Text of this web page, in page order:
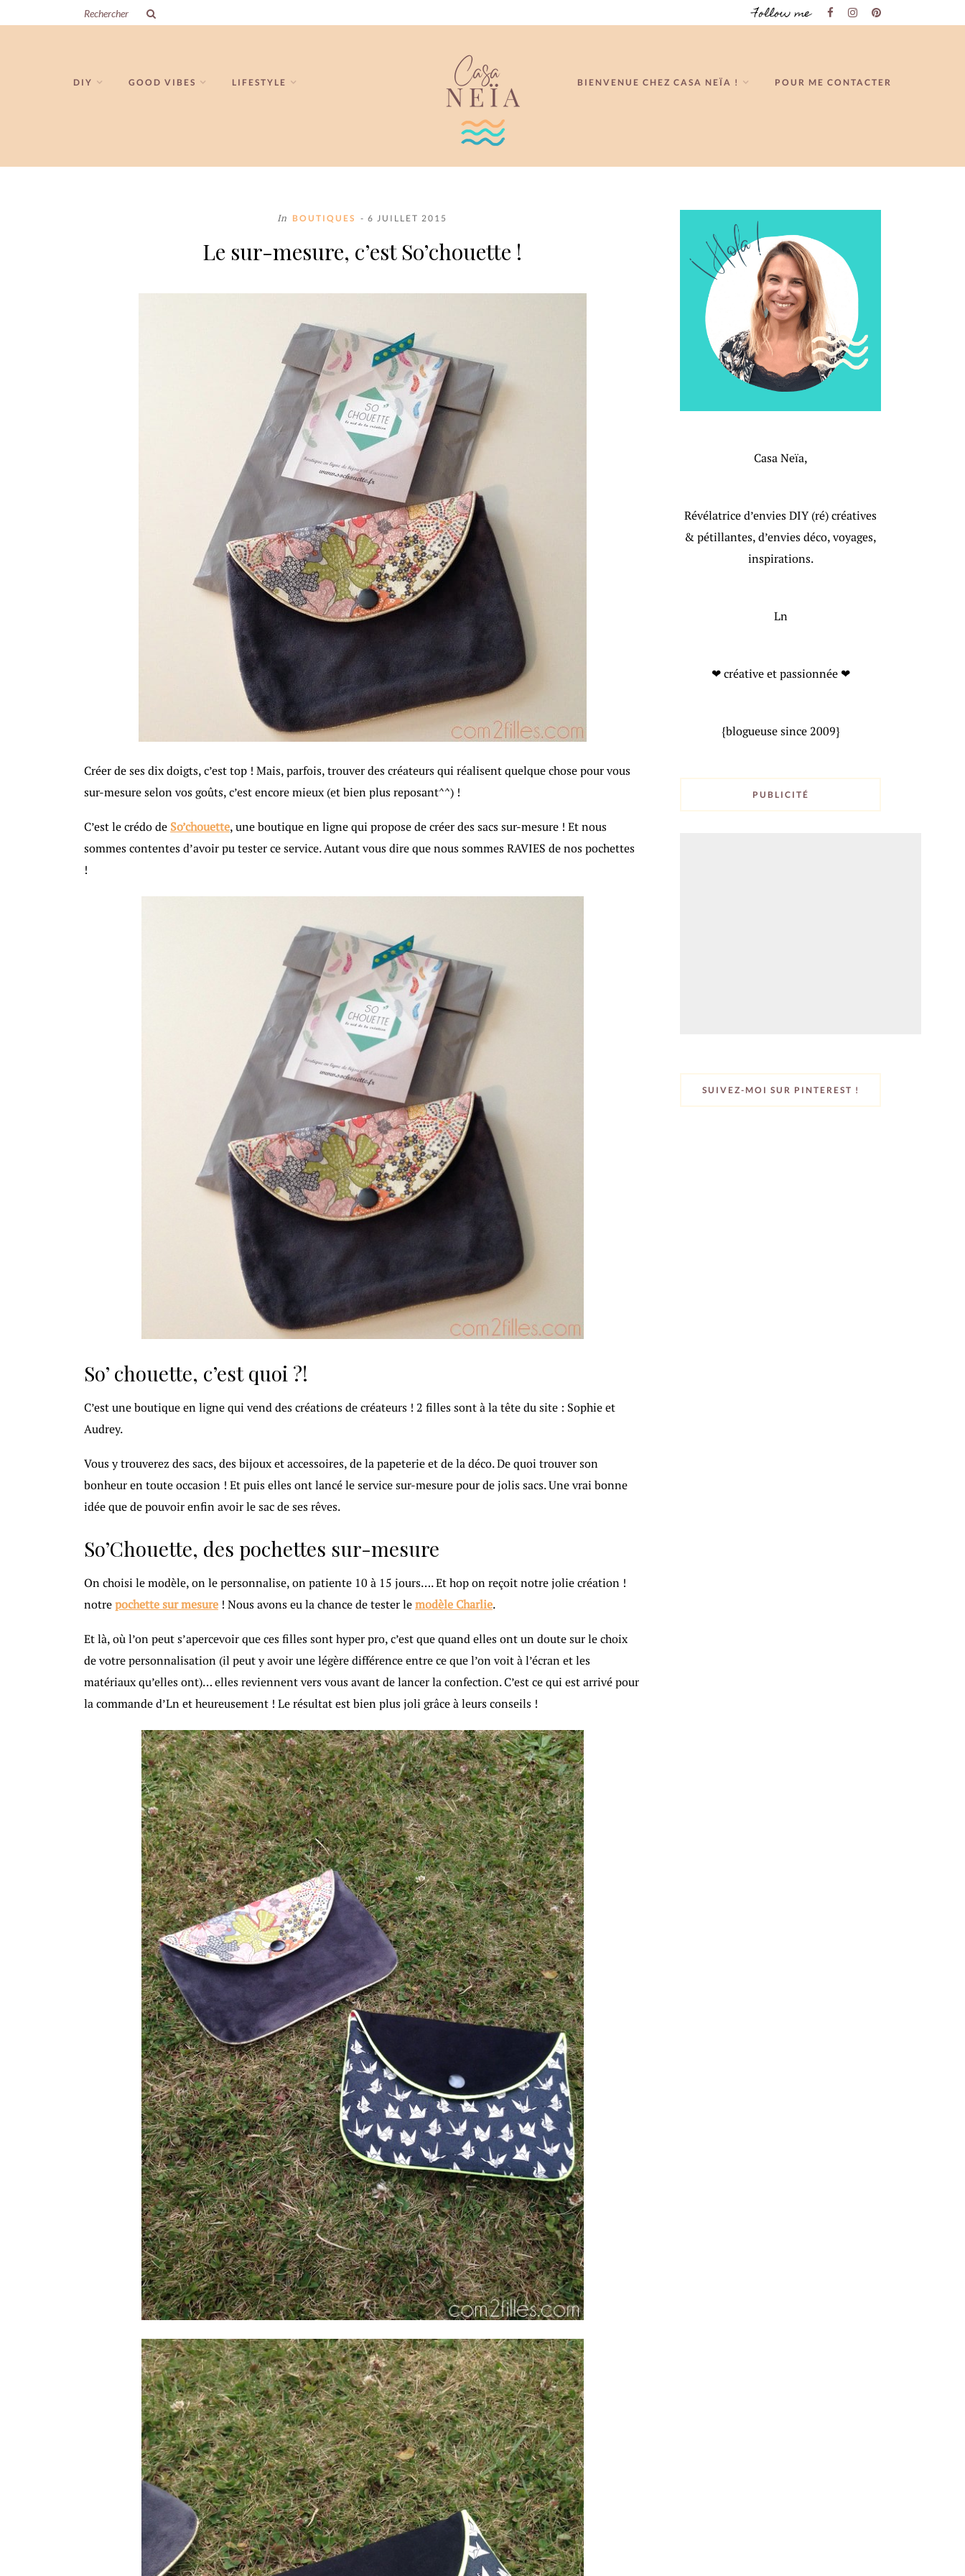
Follow me
DIY GOOD VIBES LIFESTYLE BIENVENUE CHEZ CASA NEÏA ! POUR ME CONTACTER
In BOUTIQUES - 6 JUILLET 2015
Le sur-mesure, c’est So’chouette !
Créer de ses dix doigts, c’est top ! Mais, parfois, trouver des créateurs qui réalisent quelque chose pour vous
sur-mesure selon vos goûts, c’est encore mieux (et bien plus reposant^^) !
C’est le crédo de So’chouette, une boutique en ligne qui propose de créer des sacs sur-mesure ! Et nous
sommes contentes d’avoir pu tester ce service. Autant vous dire que nous sommes RAVIES de nos pochettes
!
So’ chouette, c’est quoi ?!
C’est une boutique en ligne qui vend des créations de créateurs ! 2 filles sont à la tête du site : Sophie et
Audrey.
Vous y trouverez des sacs, des bijoux et accessoires, de la papeterie et de la déco. De quoi trouver son
bonheur en toute occasion ! Et puis elles ont lancé le service sur-mesure pour de jolis sacs. Une vrai bonne
idée que de pouvoir enfin avoir le sac de ses rêves.
So’Chouette, des pochettes sur-mesure
On choisi le modèle, on le personnalise, on patiente 10 à 15 jours…. Et hop on reçoit notre jolie création !
notrepochette sur mesure ! Nous avons eu la chance de tester lemodèle Charlie.
Et là, où l’on peut s’apercevoir que ces filles sont hyper pro, c’est que quand elles ont un doute sur le choix
de votre personnalisation (il peut y avoir une légère différence entre ce que l’on voit à l’écran et les
matériaux qu’elles ont)… elles reviennent vers vous avant de lancer la confection. C’est ce qui est arrivé pour
la commande d’Ln et heureusement ! Le résultat est bien plus joli grâce à leurs conseils !
Casa Neïa,
Révélatrice d’envies DIY (ré) créatives
& pétillantes, d’envies déco, voyages,
inspirations.
Ln
❤ créative et passionnée ❤
{blogueuse since 2009}
PUBLICITÉ
SUIVEZ-MOI SUR PINTEREST !